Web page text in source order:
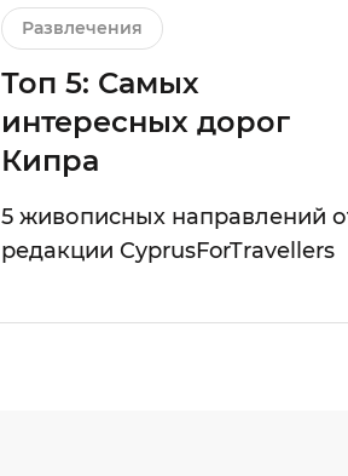
Развлечения
Топ 5: Самых
интересных дорог
Кипра
5 живописных направлений
редакции CyprusForTravellers